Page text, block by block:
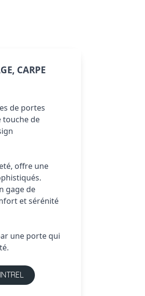
CARPE
de portes
touche de
offre une
gage de
et sérénité
une porte qui